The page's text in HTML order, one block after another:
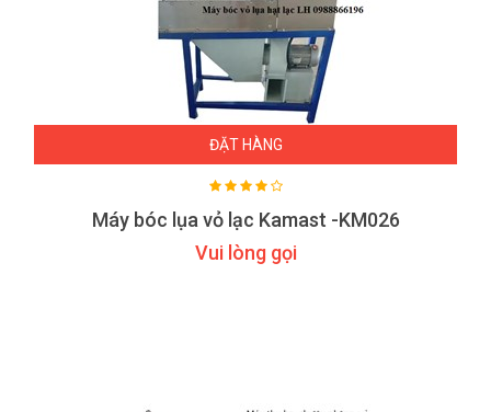
ĐẶT HÀNG
Máy bóc lụa vỏ lạc Kamast -KM026
Vui lòng gọi